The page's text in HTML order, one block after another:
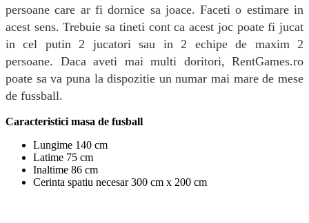
persoane care ar fi dornice sa joace. Faceti o estimare in
acest sens. Trebuie sa tineti cont ca acest joc poate fi jucat
in cel putin 2 jucatori sau in 2 echipe de maxim 2
persoane. Daca aveti mai multi doritori, RentGames.ro
poate sa va puna la dispozitie un numar mai mare de mese
de fussball.
Caracteristici masa de fusball
Lungime 140 cm
Latime 75 cm
Inaltime 86 cm
Cerinta spatiu necesar 300 cm x 200 cm